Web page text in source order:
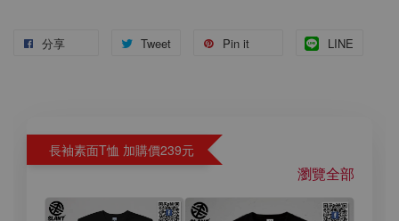
分享 Tweet Pin it LINE
長袖素面T恤 加購價239元
瀏覽全部